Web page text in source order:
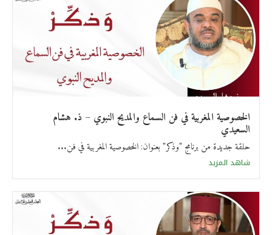
الخصوصية المغربية في فن السماع والمديح النبوي – ذ. هشام
السعيدي
حلقة جديدة من برنامج "وذكر" بعنوان: الخصوصية المغربية في فن...
شاهد المزيد